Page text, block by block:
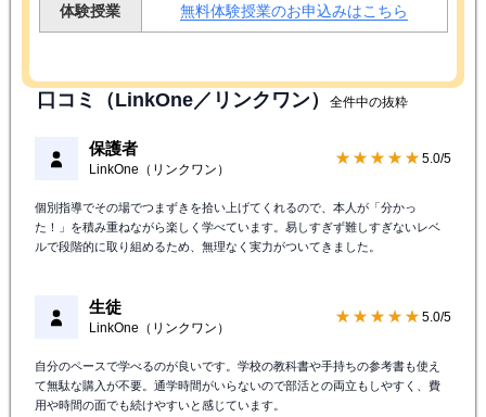
体験授業 無料体験授業のお申込みはこちら
口コミ（LinkOne／リンクワン） 全件中の抜粋
保護者
LinkOne（リンクワン）
★★★★★ 5.0/5
個別指導でその場でつまずきを拾い上げてくれるので、本人が「分かっ
た！」を積み重ねながら楽しく学べています。易しすぎず難しすぎないレベ
ルで段階的に取り組めるため、無理なく実力がついてきました。
生徒
LinkOne（リンクワン）
★★★★★ 5.0/5
自分のペースで学べるのが良いです。学校の教科書や手持ちの参考書も使え
て無駄な購入が不要。通学時間がいらないので部活との両立もしやすく、費
用や時間の面でも続けやすいと感じています。